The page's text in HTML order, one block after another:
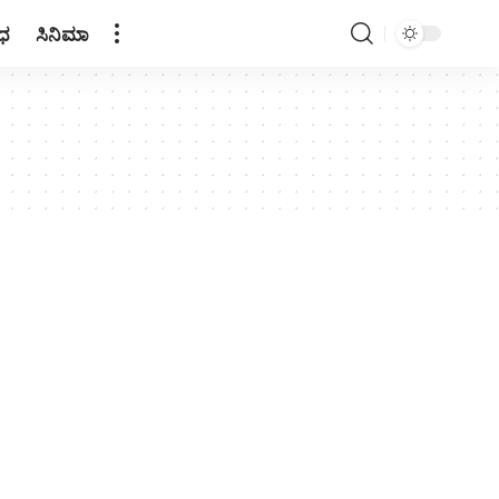
ಸಿನಿಮಾ